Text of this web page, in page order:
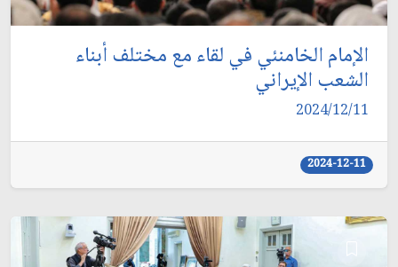
الإمام الخامنئي في لقاء مع مختلف أبناء
الشعب الإيراني
2024/12/11
2024-12-11